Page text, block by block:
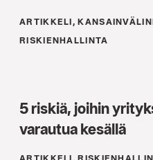
ARTIKKELI,
RISKIENHALLINTA
5 riskiä, joihin
varautua kesällä